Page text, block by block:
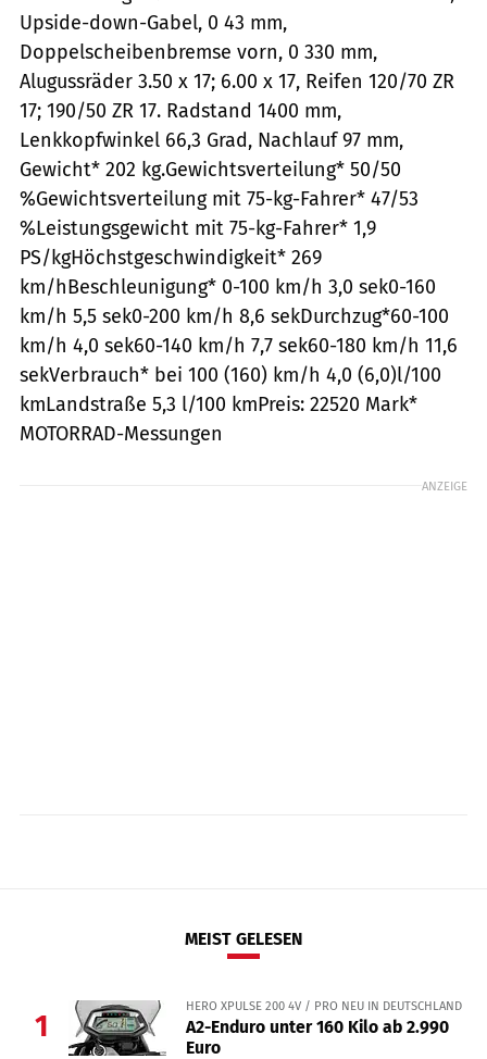
Upside-down-Gabel, 0 43 mm,
Doppelscheibenbremse vorn, 0 330 mm,
Alugussräder 3.50 x 17; 6.00 x 17, Reifen 120/70 ZR
17; 190/50 ZR 17. Radstand 1400 mm,
Lenkkopfwinkel 66,3 Grad, Nachlauf 97 mm,
Gewicht* 202 kg.Gewichtsverteilung* 50/50
%Gewichtsverteilung mit 75-kg-Fahrer* 47/53
%Leistungsgewicht mit 75-kg-Fahrer* 1,9
PS/kgHöchstgeschwindigkeit* 269
km/hBeschleunigung* 0-100 km/h 3,0 sek0-160
km/h 5,5 sek0-200 km/h 8,6 sekDurchzug*60-100
km/h 4,0 sek60-140 km/h 7,7 sek60-180 km/h 11,6
sekVerbrauch* bei 100 (160) km/h 4,0 (6,0)l/100
kmLandstraße 5,3 l/100 kmPreis: 22520 Mark*
MOTORRAD-Messungen
ANZEIGE
MEIST GELESEN
1
HERO XPULSE 200 4V / PRO NEU IN DEUTSCHLAND
A2-Enduro unter 160 Kilo ab 2.990
Euro